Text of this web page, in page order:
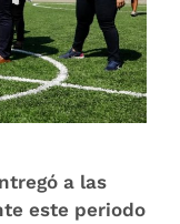
a las
este periodo